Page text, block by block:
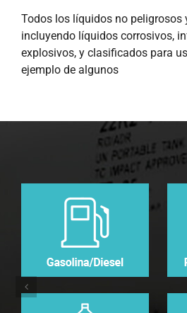
Todos los líquidos no peligrosos
incluyendo líquidos corrosivos,
explosivos, y clasificados para
ejemplo de algunos